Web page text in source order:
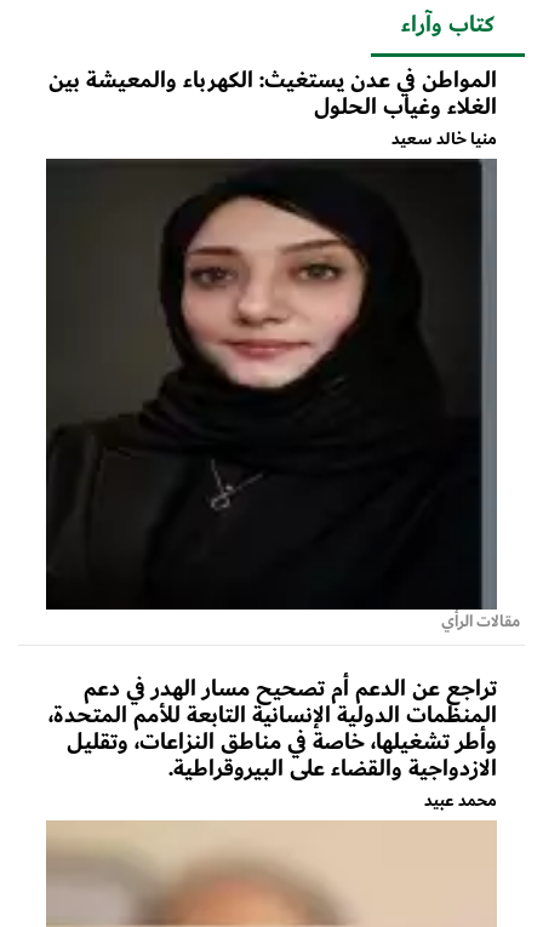
كتاب وآراء
المواطن في عدن يستغيث: الكهرباء والمعيشة بين
الغلاء وغياب الحلول
منيا خالد سعيد
مقالات الرأي
تراجع عن الدعم أم تصحيح مسار الهدر في دعم
المنظمات الدولية الإنسانية التابعة للأمم المتحدة،
وأطر تشغيلها، خاصة في مناطق النزاعات، وتقليل
الازدواجية والقضاء على البيروقراطية.
محمد عبيد